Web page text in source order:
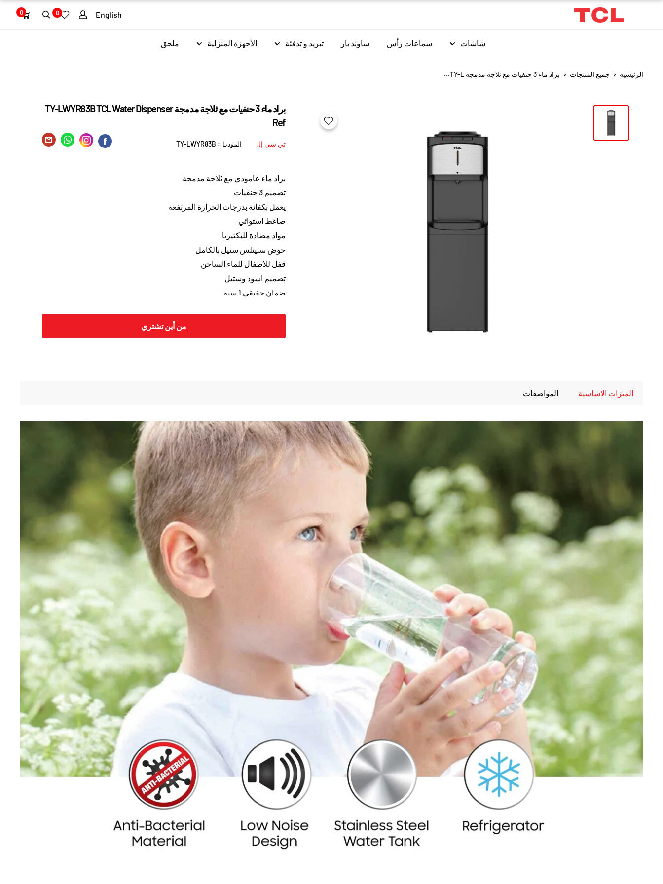
English
0
0
شاشات سماعات رأس ساوند بار تبريد و تدفئة الأجهزة المنزلية ملحق
الرئيسية جميع المنتجات براد ماء 3 حنفيات مع ثلاجة مدمجة TY-L...
براد ماء 3 حنفيات مع ثلاجة مدمجة TY-LWYR83B TCL Water Dispenser
Ref
تي سي إل الموديل: TY-LWYR83B
براد ماء عامودي مع ثلاجة مدمجة
تصميم 3 حنفيات
يعمل بكفائة بدرجات الحرارة المرتفعة
ضاغط استوائي
مواد مضادة للبكتيريا
حوض ستينلس ستيل بالكامل
قفل للاطفال للماء الساخن
تصميم اسود وستيل
ضمان حقيقي 1 سنة
من أين تشتري
الميزات الاساسية المواصفات